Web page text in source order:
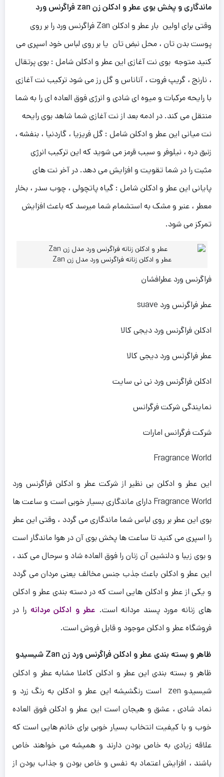
ماندگاری و پخش بوی عطر و ادکلن زن zan فراگرنس ورد
وقتی برای اولین بار عطر و ادکلن Zan فراگرنس ورد را بر روی
پوست بدن تان ، محل نبض تان یا بر روی لباس خود اسپری می
کنید متوجه بوی نت آغازی این عطر و ادکلن شامل : بوی پرتقال
، نارنج ، گریپ‌ فروت ، آناناس و گل رز می شود ترکیب نت آغازی
با رایحه مرکبات و میوه ای شادی و انرژی فوق العاده ای را به شما
منتقل می کند. در ادمه بعد از نت آغازی شما شاهد بوی رایحه
نت میانی این عطر و ادکلن شامل : گل فریزیا ، گاردنیا ، بنفشه ،
زنبق دره ، نیلوفر و سیب قرمز می شوید که این ترکیب انرژی
مثبت را در شما تقویت و افزایش می دهد. در آخر نت های
پایانی این عطر و ادکلن شامل : گیاه پاتچولی ، چوب سدر ، بخار
معطر ، عنبر و مشک به استشمام شما میرسد که باعث افزایش
تمرکز می شود.
عطر و ادکلن زنانه فراگرنس ورد مدل زن Zan
فراگرنس ورد عطرافشان
عطر فراگرنس ورد suave
ادکلن فراگرنس ورد دیجی کالا
عطر فراگرنس ورد دیجی کالا
ادکلن فراگرنس ورد نی نی سایت
نمایندگی شرکت فرگرانس
شرکت فرگرانس امارات
Fragrance World
این عطر و ادکلن بی نظیر از شرکت عطر و ادکلن فراگرنس ورد
Fragrance World دارای ماندگاری بسیار خوبی است و ساعت ها
بوی این عطر بر روی لباس شما ماندگاری می گردد ، وقتی این عطر
را اسپری می کنید تا ساعت ها پخش بوی آن در هوا ماندگار است
و بوی زیبا و دلنشین آن زنان را فوق العاده شاد و سرحال می کند ،
این عطر و ادکلن باعث جذب جنس مخالف یعنی مردان می گردد
و یکی از عطر و ادکلن هایی است که در دسته بندی عطر و ادکلن
های زنانه مورد پسند مردانه است. عطر و ادکلن مردانه را در
فروشگاه عطر و ادکلن موجود و قابل فروش است.
ظاهر و بسته بندی عطر و ادکلن فراگرنس ورد زن Zan شیسیدو
ظاهر و بسته بندی این عطر و ادکلن کاملا مشابه عطر و ادکلن
شیسیدو zen است رنگشیشه این عطر و ادکلن به رنگ زرد و
نماد شادی ، عشق و هیجان است این عطر و ادکلن فوق العاده
خوب و با کیفیت انتخاب بسیار خوبی برای خانم هایی است که
علاقه زیادی به خاص بودن دارند و همیشه می خواهند خاص
باشند ، افزایش اعتماد به نفس و خاص بودن و جذاب بودن از